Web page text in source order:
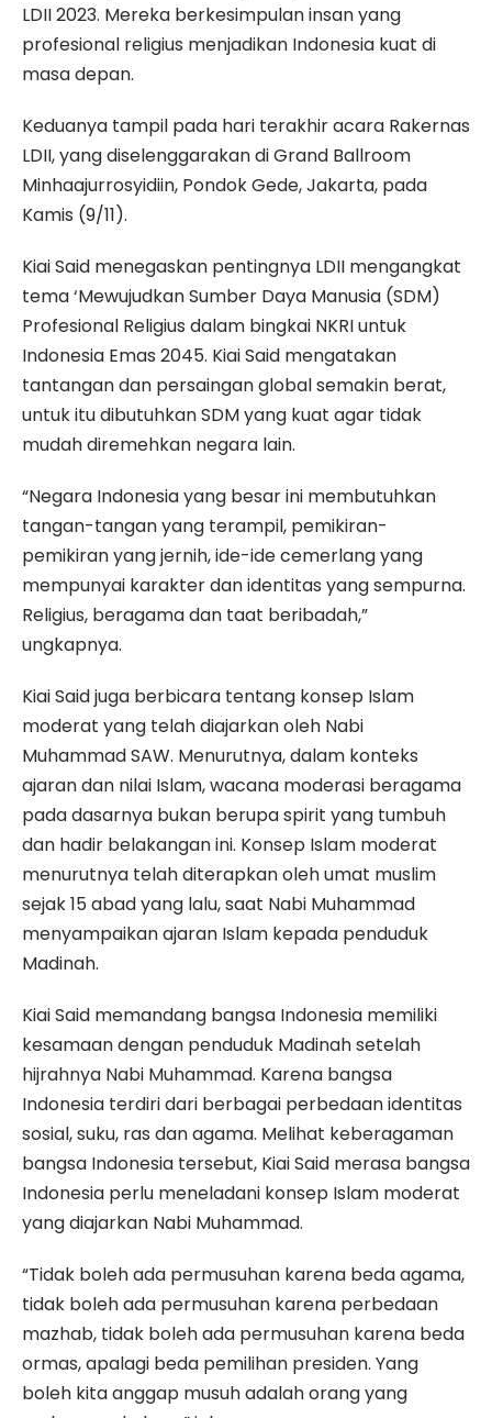
LDII 2023. Mereka berkesimpulan insan yang
profesional religius menjadikan Indonesia kuat di
masa depan.
Keduanya tampil pada hari terakhir acara Rakernas
LDII, yang diselenggarakan di Grand Ballroom
Minhaajurrosyidiin, Pondok Gede, Jakarta, pada
Kamis (9/11).
Kiai Said menegaskan pentingnya LDII mengangkat
tema ‘Mewujudkan Sumber Daya Manusia (SDM)
Profesional Religius dalam bingkai NKRI untuk
Indonesia Emas 2045. Kiai Said mengatakan
tantangan dan persaingan global semakin berat,
untuk itu dibutuhkan SDM yang kuat agar tidak
mudah diremehkan negara lain.
“Negara Indonesia yang besar ini membutuhkan
tangan-tangan yang terampil, pemikiran-
pemikiran yang jernih, ide-ide cemerlang yang
mempunyai karakter dan identitas yang sempurna.
Religius, beragama dan taat beribadah,”
ungkapnya.
Kiai Said juga berbicara tentang konsep Islam
moderat yang telah diajarkan oleh Nabi
Muhammad SAW. Menurutnya, dalam konteks
ajaran dan nilai Islam, wacana moderasi beragama
pada dasarnya bukan berupa spirit yang tumbuh
dan hadir belakangan ini. Konsep Islam moderat
menurutnya telah diterapkan oleh umat muslim
sejak 15 abad yang lalu, saat Nabi Muhammad
menyampaikan ajaran Islam kepada penduduk
Madinah.
Kiai Said memandang bangsa Indonesia memiliki
kesamaan dengan penduduk Madinah setelah
hijrahnya Nabi Muhammad. Karena bangsa
Indonesia terdiri dari berbagai perbedaan identitas
sosial, suku, ras dan agama. Melihat keberagaman
bangsa Indonesia tersebut, Kiai Said merasa bangsa
Indonesia perlu meneladani konsep Islam moderat
yang diajarkan Nabi Muhammad.
“Tidak boleh ada permusuhan karena beda agama,
tidak boleh ada permusuhan karena perbedaan
mazhab, tidak boleh ada permusuhan karena beda
ormas, apalagi beda pemilihan presiden. Yang
boleh kita anggap musuh adalah orang yang